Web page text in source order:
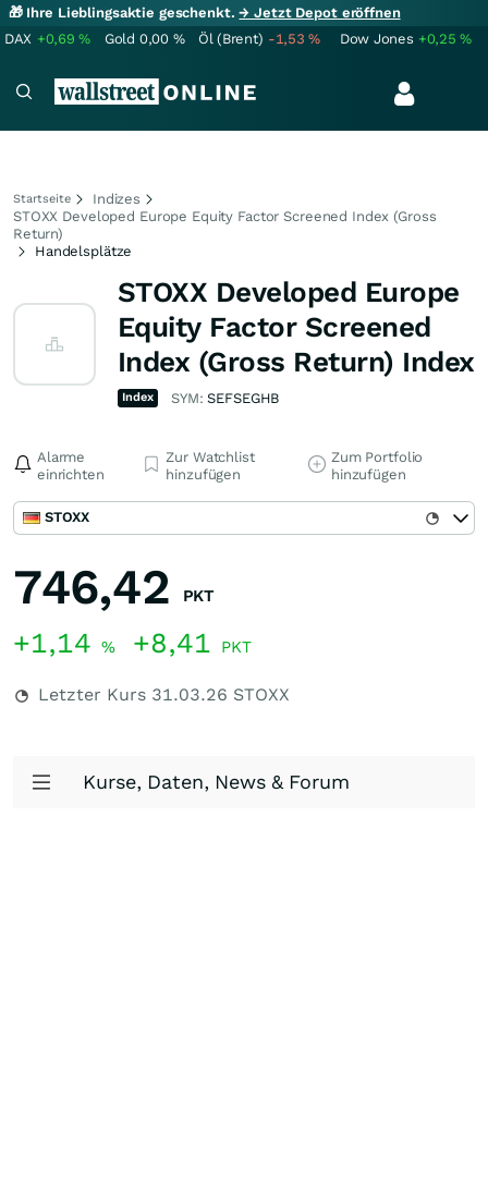
🎁 Ihre Lieblingsaktie geschenkt.→ Jetzt Depot eröffnen
DAX +0,69% Gold 0,00 % Öl (Brent) -1,53% Dow Jones +0,25%
Startseite
Indizes
STOXX Developed Europe Equity Factor Screened Index (Gross
Return)
Handelsplätze
STOXX Developed Europe
Equity Factor Screened
Index (Gross Return) Index
Index SYM:SEFSEGHB
Alarme
einrichten
Zur Watchlist
hinzufügen
Zum Portfolio
hinzufügen
STOXX
746,42 PKT
+1,14 % +8,41 PKT
Letzter Kurs 31.03.26 STOXX
Kurse, Daten, News & Forum